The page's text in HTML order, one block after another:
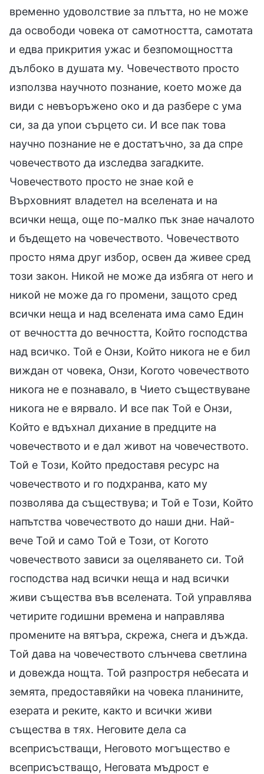
временно удоволствие за плътта, но не може
да освободи човека от самотността, самотата
и едва прикрития ужас и безпомощността
дълбоко в душата му. Човечеството просто
използва научното познание, което може да
види с невъоръжено око и да разбере с ума
си, за да упои сърцето си. И все пак това
научно познание не е достатъчно, за да спре
човечеството да изследва загадките.
Човечеството просто не знае кой е
Върховният владетел на вселената и на
всички неща, още по-малко пък знае началото
и бъдещето на човечеството. Човечеството
просто няма друг избор, освен да живее сред
този закон. Никой не може да избяга от него и
никой не може да го промени, защото сред
всички неща и над вселената има само Един
от вечността до вечността, Който господства
над всичко. Той е Онзи, Който никога не е бил
виждан от човека, Онзи, Когото човечеството
никога не е познавало, в Чието съществуване
никога не е вярвало. И все пак Той е Онзи,
Който е вдъхнал дихание в предците на
човечеството и е дал живот на човечеството.
Той е Този, Който предоставя ресурс на
човечеството и го подхранва, като му
позволява да съществува; и Той е Този, Който
напътства човечеството до наши дни. Най-
вече Той и само Той е Този, от Когото
човечеството зависи за оцеляването си. Той
господства над всички неща и над всички
живи същества във вселената. Той управлява
четирите годишни времена и направлява
промените на вятъра, скрежа, снега и дъжда.
Той дава на човечеството слънчева светлина
и довежда нощта. Той разпростря небесата и
земята, предоставяйки на човека планините,
езерата и реките, както и всички живи
същества в тях. Неговите дела са
всеприсъстващи, Неговото могъщество е
всеприсъстващо, Неговата мъдрост е